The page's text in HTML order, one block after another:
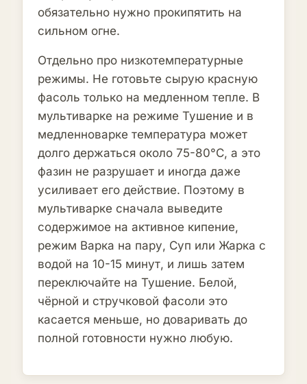
обязательно нужно прокипятить на
сильном огне.
Отдельно про низкотемпературные
режимы. Не готовьте сырую красную
фасоль только на медленном тепле. В
мультиварке на режиме Тушение и в
медленноварке температура может
долго держаться около 75-80°C, а это
фазин не разрушает и иногда даже
усиливает его действие. Поэтому в
мультиварке сначала выведите
содержимое на активное кипение,
режим Варка на пару, Суп или Жарка с
водой на 10-15 минут, и лишь затем
переключайте на Тушение. Белой,
чёрной и стручковой фасоли это
касается меньше, но доваривать до
полной готовности нужно любую.